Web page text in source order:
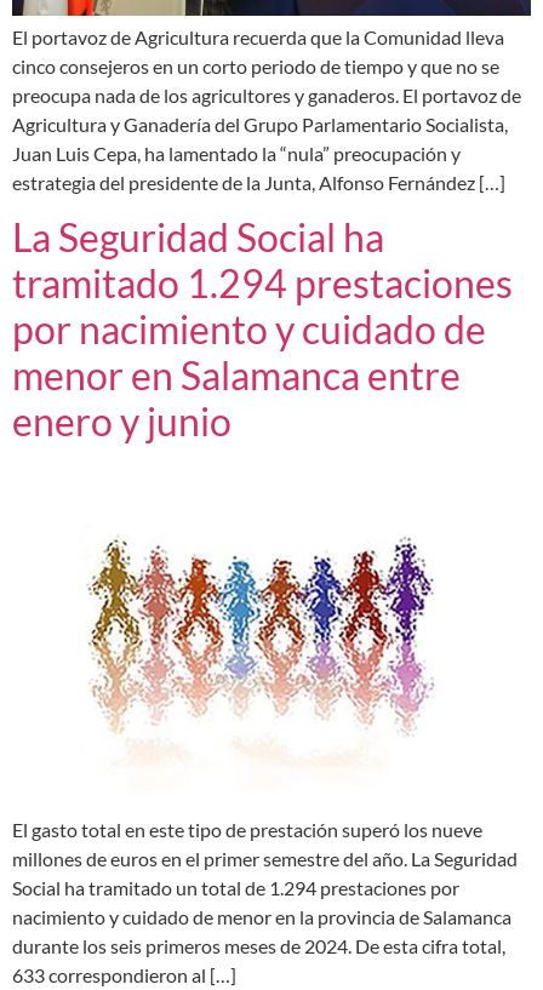
El portavoz de Agricultura recuerda que la Comunidad lleva
cinco consejeros en un corto periodo de tiempo y que no se
preocupa nada de los agricultores y ganaderos. El portavoz de
Agricultura y Ganadería del Grupo Parlamentario Socialista,
Juan Luis Cepa, ha lamentado la “nula” preocupación y
estrategia del presidente de la Junta, Alfonso Fernández […]
La Seguridad Social ha
tramitado 1.294 prestaciones
por nacimiento y cuidado de
menor en Salamanca entre
enero y junio
El gasto total en este tipo de prestación superó los nueve
millones de euros en el primer semestre del año. La Seguridad
Social ha tramitado un total de 1.294 prestaciones por
nacimiento y cuidado de menor en la provincia de Salamanca
durante los seis primeros meses de 2024. De esta cifra total,
633 correspondieron al […]